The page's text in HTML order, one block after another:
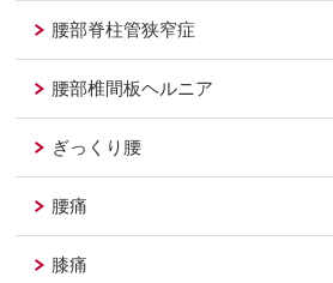
腰部脊柱管狭窄症
腰部椎間板ヘルニア
ぎっくり腰
腰痛
膝痛